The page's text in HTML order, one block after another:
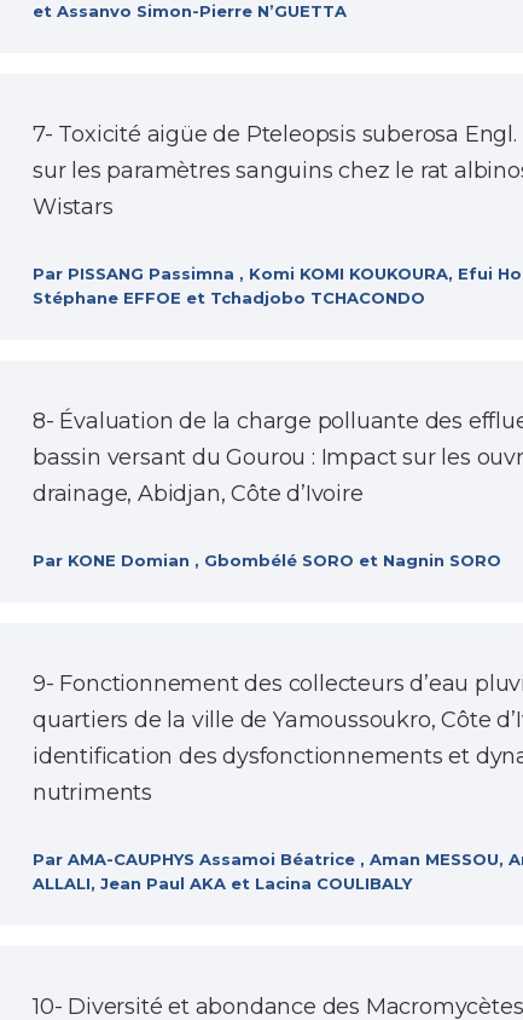
et Assanvo Simon-Pierre N’GUETTA
7- Toxicité aigüe de Pteleopsis suberosa Engl.
sur les paramètres sanguins chez le rat
Wistars
Par PISSANG Passimna , Komi KOMI KOUKOURA, Efui
Stéphane EFFOE et Tchadjobo TCHACONDO
8- Évaluation de la charge polluante des
bassin versant du Gourou : Impact sur les
drainage, Abidjan, Côte d’Ivoire
Par KONE Domian , Gbombélé SORO et Nagnin SORO
9- Fonctionnement des collecteurs d’eau
quartiers de la ville de Yamoussoukro, Côte
identification des dysfonctionnements et
nutriments
Par AMA-CAUPHYS Assamoi Béatrice , Aman MESSOU,
ALLALI, Jean Paul AKA et Lacina COULIBALY
10- Diversité et abondance des